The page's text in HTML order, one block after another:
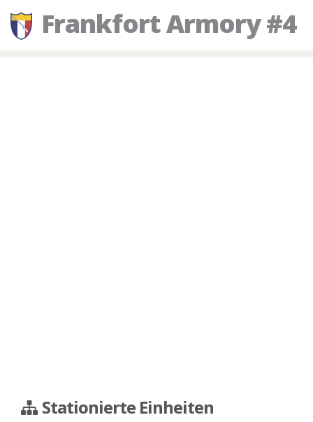
Frankfort Armory #4
Stationierte Einheiten